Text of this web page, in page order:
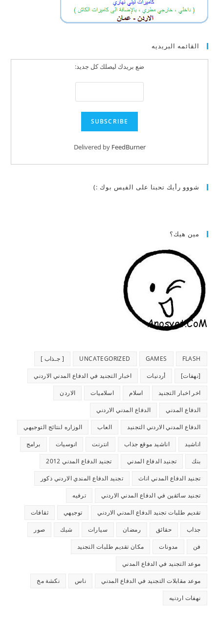
القائمه البريديه
ضع بريدك ليصلك كل جديد:
Delivered by FeedBurner
شووو رأيك تحبنا على الفيس بوك :)
مين هيك؟
FLASH
GAMES
UNCATEGORIZED [ جـذاب ]
[نهفات] أردنيات اخبار التجنيد في الدفاع المدني الاردني
اخر اخبار التجنيد اسلام اسلاميات الاردن
الدفاع المدني الدفاع المدني الاردني
الدفاع المدني الاردني التجنيد العاب الوزاره لنتائج التوجيهي
اناشيد اناشيد موقع جذاب انترنت انوسيات برامج
بنك تجنيد الدفاع المدني تجنيد الدفاع المدني 2012
تجنيد الدفاع المدني اناث تجنيد الدفاع المندي الاردني ذكور
تجنيد سائقين في الدفاع المدني الاردني ترفيه
تقديم طلبات تجنيد الدفاع المدني الاردني توجيهي ثقافات
جذاب حقائق رمضان سيارات شيك صور
فن مدونات مكان تقديم طلبات التجنيد
موعد التجنيد في الدفاع المدني
موعد مقابلات التجنيد في الدفاع المدني ناس نكشة مخ
نهفات اردنيه